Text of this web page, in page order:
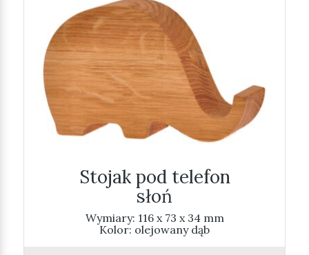
Stojak pod telefon
słoń
Wymiary: 116 x 73 x 34 mm
Kolor: olejowany dąb